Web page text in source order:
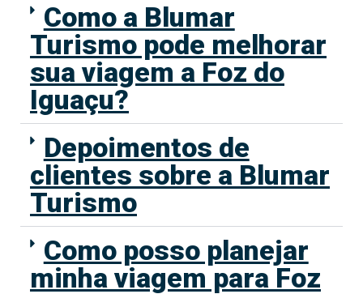
Como a Blumar
Turismo pode melhorar
sua viagem a Foz do
Iguaçu?
Depoimentos de
clientes sobre a Blumar
Turismo
Como posso planejar
minha viagem para Foz